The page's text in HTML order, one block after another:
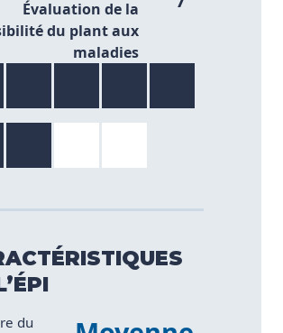
Évaluation de la
du plant aux
maladies
Valeur
du